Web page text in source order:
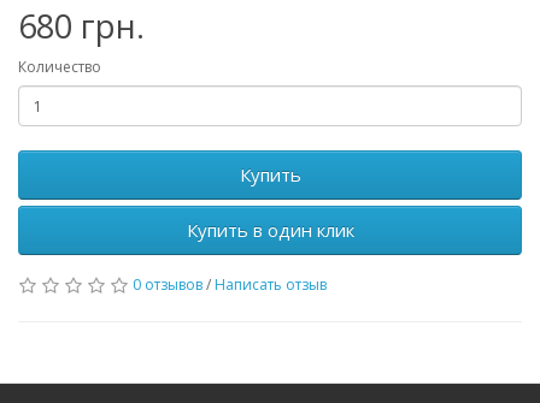
680 грн.
Количество
Купить
Купить в один клик
0 отзывов/ Написать отзыв